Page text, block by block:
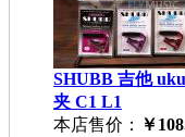
SHUBB 吉他
夹 C1 L1
本店售价： ￥